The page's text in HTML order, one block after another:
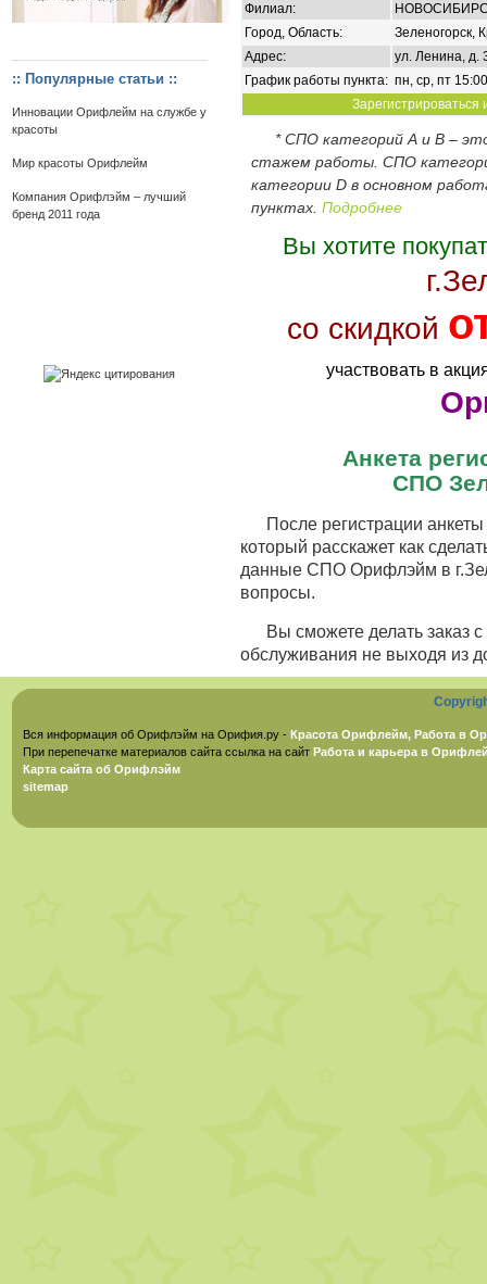
:: Популярные статьи ::
Инновации Орифлейм на службе у
красоты
Мир красоты Орифлейм
Компания Орифлэйм – лучший
бренд 2011 года
Филиал:
Город, Область:
Зеленогорск,
Адрес:
ул. Ленина, д.
График работы пункта: пн, ср, пт
Зарегистрироваться
* СПО категорий А и В –
стажем работы. СПО
категории D в основном
пунктах. Подробнее
Вы хотите
со скидкой
участвовать в
Анкета
СПО
После регистрации
который расскажет как
данные СПО Орифлэйм в
вопросы.
Вы сможете делать заказ
обслуживания не выходя из
Вся информация об Орифлэйм на Орифия.ру - Красота Орифлейм, Работа в
При перепечатке материалов сайта ссылка на сайт Работа и карьера в
Карта сайта об Орифлэйм
sitemap